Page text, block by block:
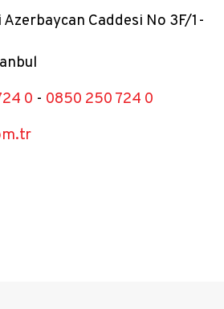
Caddesi No 3F/1-
0 - 0850 250 724 0